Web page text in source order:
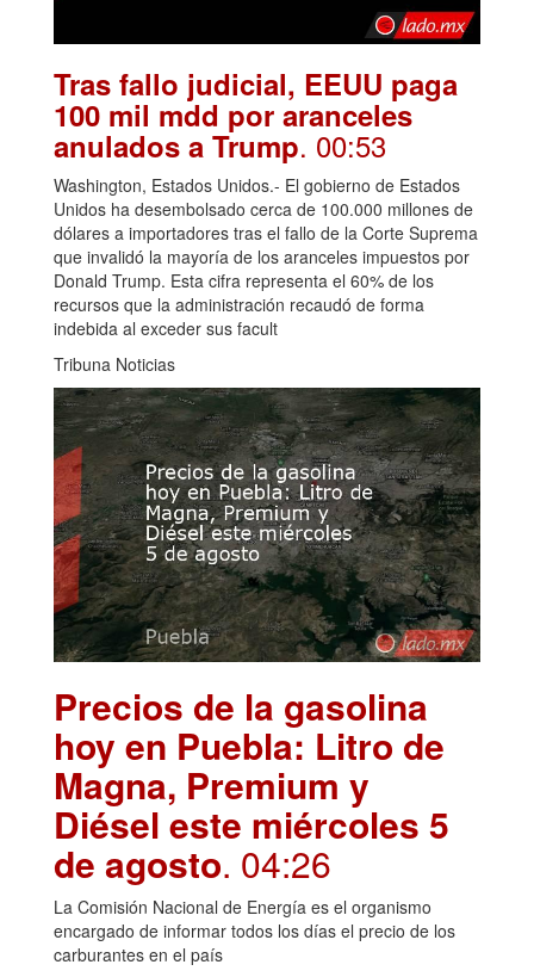
Tras fallo judicial, EEUU paga
100 mil mdd por aranceles
anulados a Trump. 00:53
Washington, Estados Unidos.- El gobierno de Estados
Unidos ha desembolsado cerca de 100.000 millones de
dólares a importadores tras el fallo de la Corte Suprema
que invalidó la mayoría de los aranceles impuestos por
Donald Trump. Esta cifra representa el 60% de los
recursos que la administración recaudó de forma
indebida al exceder sus facult
Tribuna Noticias
Precios de la gasolina
hoy en Puebla: Litro de
Magna, Premium y
Diésel este miércoles 5
de agosto. 04:26
La Comisión Nacional de Energía es el organismo
encargado de informar todos los días el precio de los
carburantes en el país